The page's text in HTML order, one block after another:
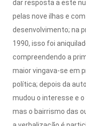
dar resposta a este
pelas nove ilhas e
desenvolvimento; na
1990, isso foi
compreendendo a
maior vingava-se em
política; depois da
mudou o interesse e o
mas o bairrismo das